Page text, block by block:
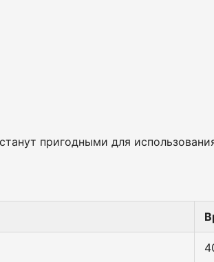
пригодными для